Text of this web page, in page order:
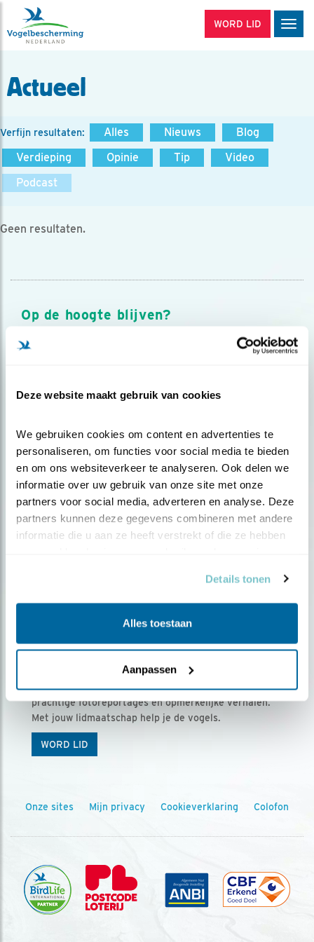
Deze website maakt gebruik van cookies
We gebruiken cookies om content en advertenties te
personaliseren, om functies voor social media te bieden
en om ons websiteverkeer te analyseren. Ook delen we
informatie over uw gebruik van onze site met onze
partners voor social media, adverteren en analyse. Deze
partners kunnen deze gegevens combineren met andere
informatie die u aan ze heeft verstrekt of die ze hebben
Details tonen
Alles toestaan
Aanpassen
WORD LID
Actueel
Verfijn resultaten: Alles Nieuws
Blog
Verdieping
Opinie Tip
Video
Podcast
Geen resultaten.
Op de hoogte blijven?
Meld je aan en ontvang nieuws, inspiratie, acties en tips
over vogels en activiteiten van Vogelbescherming.
Ontvang 5 x Vogels voor € 36,00 per jaar
Vogels is het tijdschrift voor onze leden, met
prachtige fotoreportages en opmerkelijke verhalen.
Met jouw lidmaatschap help je de vogels.
WORD LID
Onze sites Mijn privacy Cookieverklaring Colofon